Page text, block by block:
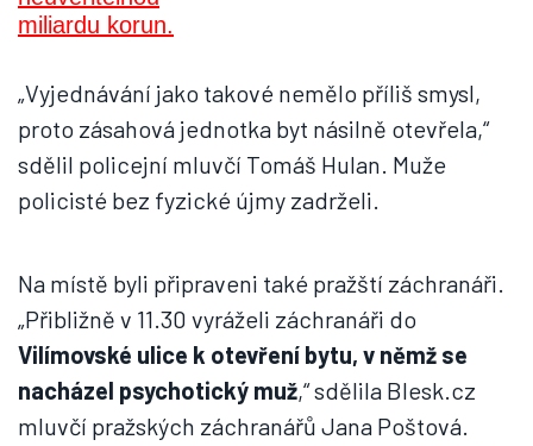
„Vyjednávání jako takové nemělo příliš smysl,
proto zásahová jednotka byt násilně otevřela,“
sdělil policejní mluvčí Tomáš Hulan. Muže
policisté bez fyzické újmy zadrželi.
Na místě byli připraveni také pražští záchranáři.
„Přibližně v 11.30 vyráželi záchranáři do
Vilímovské ulice k otevření bytu, v němž se
nacházel psychotický muž,“ sdělila Blesk.cz
mluvčí pražských záchranářů Jana Poštová.